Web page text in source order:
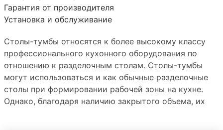
Гарантия от производителя
Установка и обслуживание
Столы-тумбы относятся к более высокому классу
профессионального кухонного оборудования по
отношению к разделочным столам. Столы-тумбы
могут использоваться и как обычные разделочные
столы при формировании рабочей зоны на кухне.
Однако, благодаря наличию закрытого объема, их